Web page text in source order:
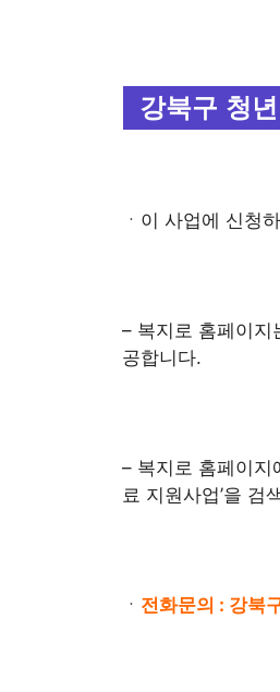
강북구 청
ㆍ이 사업에 신청
– 복지로 홈페이지
공합니다.
– 복지로 홈페이지
료 지원사업’을 검
ㆍ 전화문의 : 강북